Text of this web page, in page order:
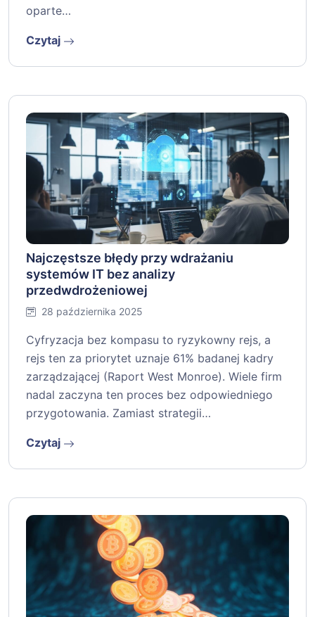
oparte…
Czytaj
Najczęstsze błędy przy wdrażaniu
systemów IT bez analizy
przedwdrożeniowej
28 października 2025
Cyfryzacja bez kompasu to ryzykowny rejs, a
rejs ten za priorytet uznaje 61% badanej kadry
zarządzającej (Raport West Monroe). Wiele firm
nadal zaczyna ten proces bez odpowiedniego
przygotowania. Zamiast strategii…
Czytaj